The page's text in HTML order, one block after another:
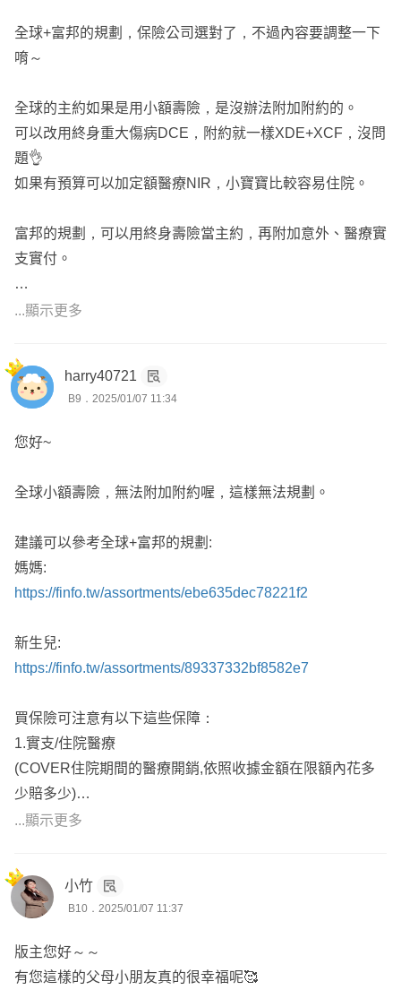
🔺既有保戶：免費提供相關專業協助
🔻非既有保戶：依個案收費，可代寫申訴函、評議文、出席
✅99%以上客戶來自網路社群，只講真話、客觀積極
✅多篇文章被收錄到商業周刊，專業度、客觀性可受公評
✅專長條款分析、商品比較，讓你每分錢都花在刀口上
服務不限於單一地區
全球+富邦的規劃，保險公司選對了，不過內容要調整一下
唷～
全球的主約如果是用小額壽險，是沒辦法附加附約的。
可以改用終身重大傷病DCE，附約就一樣XDE+XCF，沒問
題👌
如果有預算可以加定額醫療NIR，小寶寶比較容易住院。
富邦的規劃，可以用終身壽險當主約，再附加意外、醫療實
支實付。
失能險現在沒有咯～
提高重大傷病一次金的保額就可以了。
以上建議給您參考，有需要可以進一步諮詢，謝謝您!!
提供專業客觀建議、服務積極熱情
全台各地皆有服務、保障您應有的權益
歡迎「點擊頭像」一起討論！
...顯示更多
harry40721
B9．2025/01/07 11:34
您好~
全球小額壽險，無法附加附約喔，這樣無法規劃。
建議可以參考全球+富邦的規劃:
媽媽:
https://finfo.tw/assortments/ebe635dec78221f2
新生兒:
https://finfo.tw/assortments/89337332bf8582e7
買保險可注意有以下這些保障：
1.實支/住院醫療
(COVER住院期間的醫療開銷,依照收據金額在限額內花多
少賠多少)
2.意外/重大燒燙傷
3.癌症一次金or療程型
(癌症蟬聯35年死因冠軍且支出龐大)
4.重大傷病一次金
(包含癌症,一旦發生可以先給付一筆高額的緊急醫療金)
5.長照照護金(請瑪麗亞的錢 機率最小,但一旦發生時,損失是
...顯示更多
小竹
B10．2025/01/07 11:37
版主您好～～
有您這樣的父母小朋友真的很幸福呢🥰